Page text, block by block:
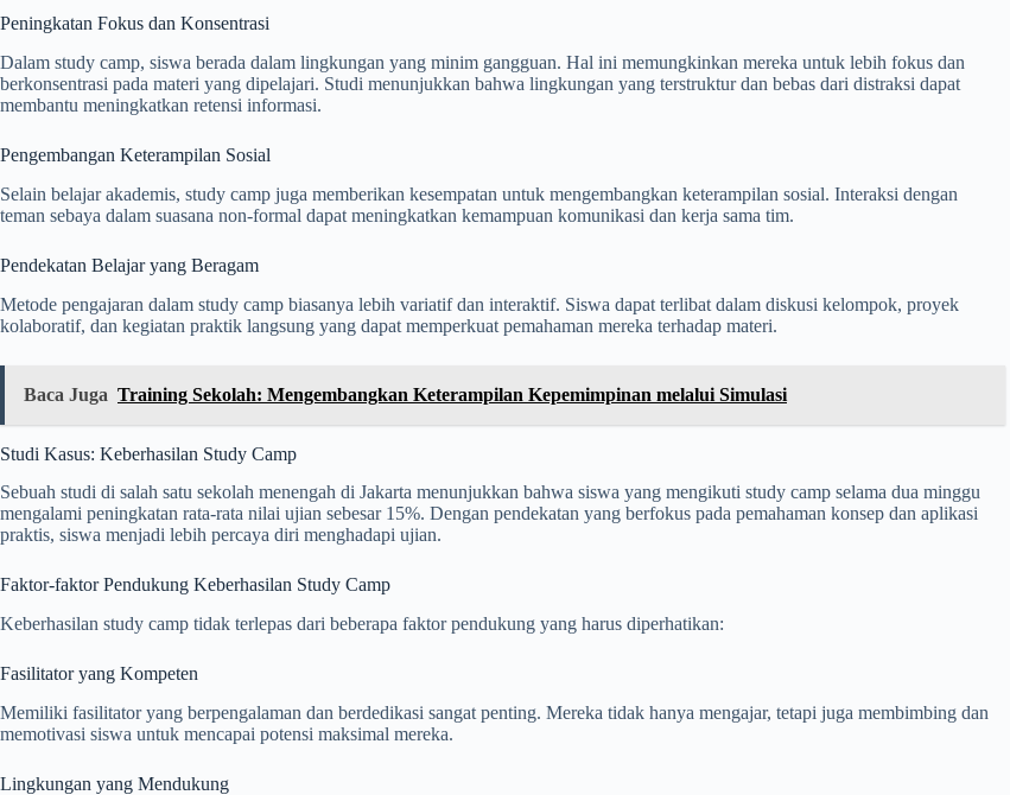
Peningkatan Fokus dan Konsentrasi
Dalam study camp, siswa berada dalam lingkungan yang minim gangguan. Hal ini memungkinkan mereka untuk lebih fokus dan
berkonsentrasi pada materi yang dipelajari. Studi menunjukkan bahwa lingkungan yang terstruktur dan bebas dari distraksi dapat
membantu meningkatkan retensi informasi.
Pengembangan Keterampilan Sosial
Selain belajar akademis, study camp juga memberikan kesempatan untuk mengembangkan keterampilan sosial. Interaksi dengan
teman sebaya dalam suasana non-formal dapat meningkatkan kemampuan komunikasi dan kerja sama tim.
Pendekatan Belajar yang Beragam
Metode pengajaran dalam study camp biasanya lebih variatif dan interaktif. Siswa dapat terlibat dalam diskusi kelompok, proyek
kolaboratif, dan kegiatan praktik langsung yang dapat memperkuat pemahaman mereka terhadap materi.
Baca Juga Training Sekolah: Mengembangkan Keterampilan Kepemimpinan melalui Simulasi
Studi Kasus: Keberhasilan Study Camp
Sebuah studi di salah satu sekolah menengah di Jakarta menunjukkan bahwa siswa yang mengikuti study camp selama dua minggu
mengalami peningkatan rata-rata nilai ujian sebesar 15%. Dengan pendekatan yang berfokus pada pemahaman konsep dan aplikasi
praktis, siswa menjadi lebih percaya diri menghadapi ujian.
Faktor-faktor Pendukung Keberhasilan Study Camp
Keberhasilan study camp tidak terlepas dari beberapa faktor pendukung yang harus diperhatikan:
Fasilitator yang Kompeten
Memiliki fasilitator yang berpengalaman dan berdedikasi sangat penting. Mereka tidak hanya mengajar, tetapi juga membimbing dan
memotivasi siswa untuk mencapai potensi maksimal mereka.
Lingkungan yang Mendukung